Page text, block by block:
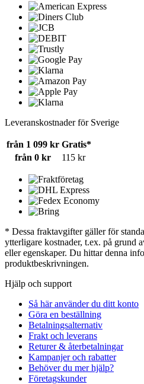
Leveranskostnader för Sverige
från 1 099 kr Gratis*
från 0 kr
115 kr
* Dessa fraktavgifter gäller för
ytterligare kostnader, t.ex. på grund
eller egenskaper. Du hittar denna
produktbeskrivningen.
Hjälp och support
Så här använder du ditt konto
Göra en beställning
Betalningsalternativ
Frakt och leverans
Returer & återbetalningar
Kampanjer och rabatter
Behöver du mer hjälp?
Företagskunder